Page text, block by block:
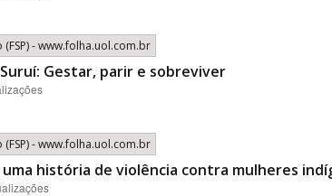
(FSP) - www.folha.uol.com.br
Gestar, parir e sobreviver
(FSP) - www.folha.uol.com.br
uma história de violência contra mulheres